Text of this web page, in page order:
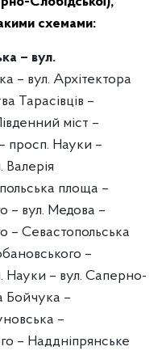
схемами:
– вул.
– вул. Архітектора
Тарасівців –
міст –
просп. Науки –
Валерія
площа –
– вул. Медова –
– Севастопольська
–
Науки – вул. Саперно-
Бойчука –
–
– Наддніпрянське